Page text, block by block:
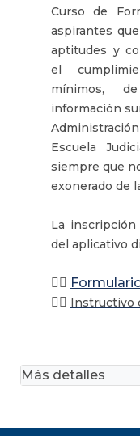
Curso de
aspirantes
aptitudes y
el
mínimos,
información
Escuela
siempre que
exonerado de
La inscripción
del aplicativo
👉🏽
👉🏽 Instructivo
Más detalles